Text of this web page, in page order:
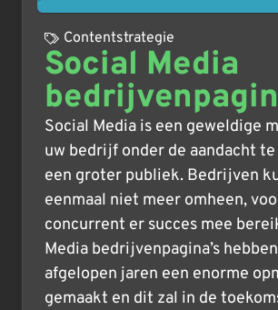
Contentstrategie
Social Media
Social Media is een geweldige
uw bedrijf onder de aandacht
een groter publiek. Bedrijven
eenmaal niet meer omheen,
concurrent er succes mee
Media bedrijvenpagina’s
afgelopen jaren een enorme
gemaakt en dit zal in de